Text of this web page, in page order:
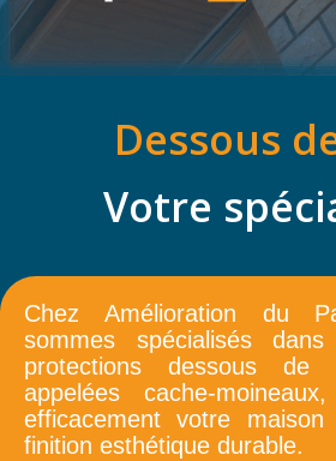
Dessous
Votre
Chez Amélioration du
sommes spécialisés dans
protections dessous de
appelées cache-
efficacement votre
finition esthétique durable.